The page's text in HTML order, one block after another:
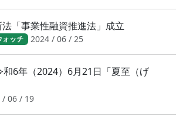
「事業性融資推進法」成立
ォッチ 2024 / 06 / 25
6年（2024）6月21日「夏至（げ
/ 06 / 19